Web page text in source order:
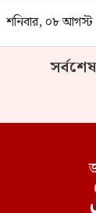
শনিবার, ০৮
সর্বশেষ